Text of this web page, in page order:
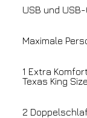
Zimmer
Rabatt-Code
USB und
Maximale
1 Extra
Texas King
2